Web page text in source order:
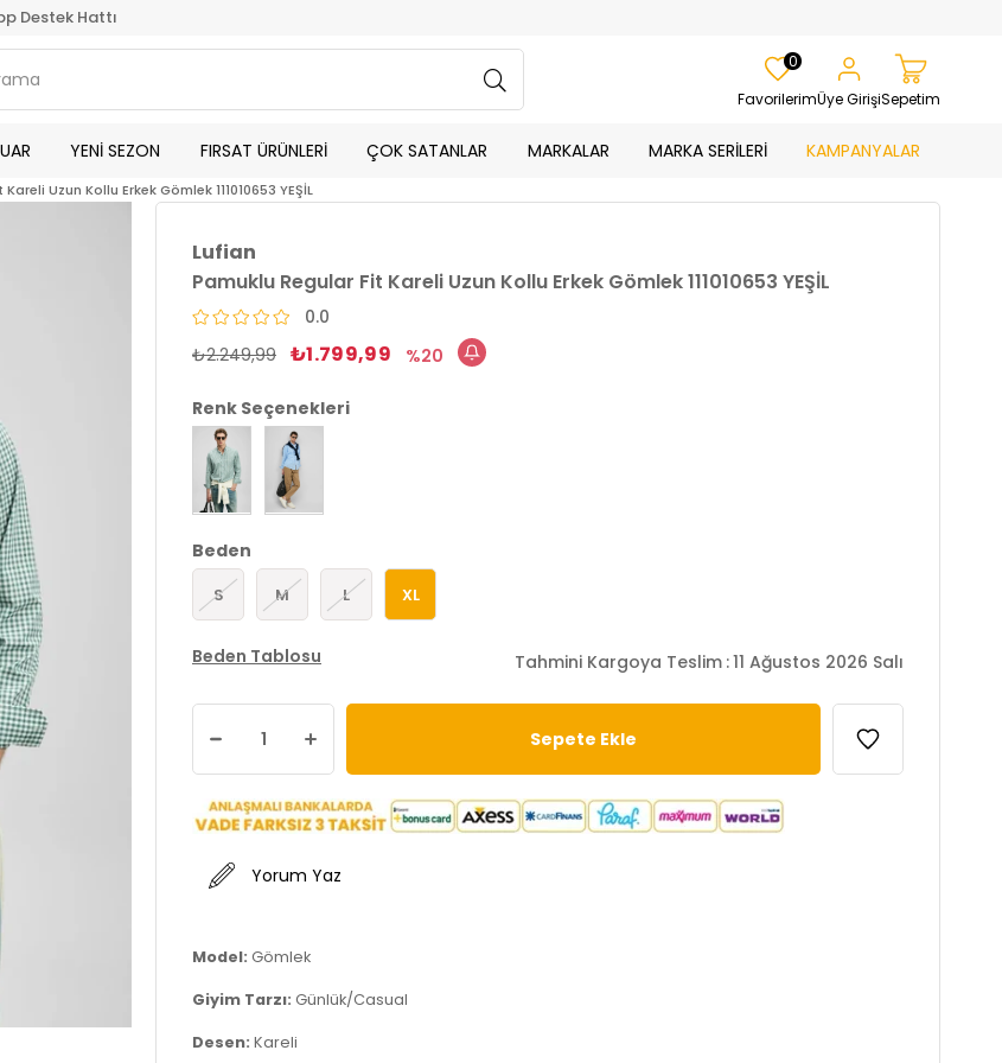
Destek Hattı
Favorilerim
0
Üye GirişiSepetim
YENİ SEZON FIRSAT ÜRÜNLERİ ÇOK SATANLAR MARKALAR MARKA SERİLERİ KAMPANYALAR
Uzun Kollu Erkek Gömlek 111010653 YEŞİL
Lufian
Pamuklu Regular Fit Kareli Uzun Kollu Erkek Gömlek 111010653 YEŞİL
0.0
₺2.249,99 ₺1.799,99 20
Renk Seçenekleri
Beden
S M L XL
Beden Tablosu Tahmini Kargoya Teslim :11 Ağustos 2026 Salı
Yorum Yaz
Model: Gömlek
Giyim Tarzı: Günlük/Casual
Desen: Kareli